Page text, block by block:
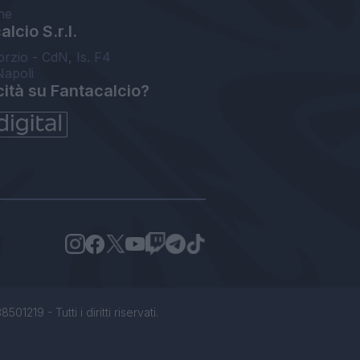
S.r.l.
- CdN, Is. F4
su Fantacalcio?
- Tutti i diritti riservati.